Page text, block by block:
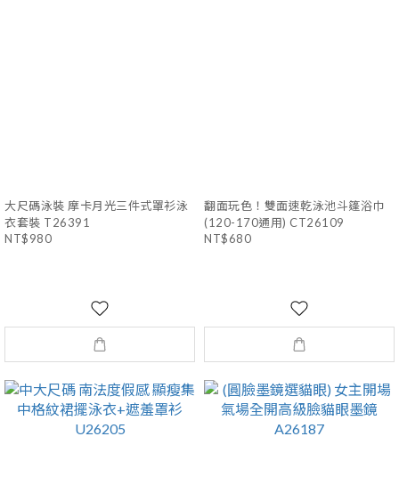
大尺碼泳裝 摩卡月光三件式罩衫泳
衣套裝 T26391
NT$980
翻面玩色！雙面速乾泳池斗篷浴巾
(120-170通用) CT26109
NT$680